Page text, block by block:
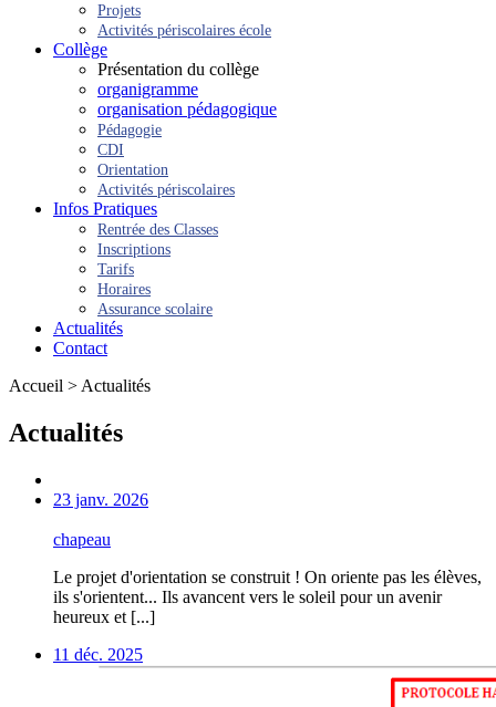
Projets
Activités périscolaires école
Collège
Présentation du collège
organigramme
organisation pédagogique
Pédagogie
CDI
Orientation
Activités périscolaires
Infos Pratiques
Rentrée des Classes
Inscriptions
Tarifs
Horaires
Assurance scolaire
Actualités
Contact
Accueil > Actualités
Actualités
23 janv. 2026
chapeau
Le projet d'orientation se construit ! On oriente pas les élèves,
ils s'orientent... Ils avancent vers le soleil pour un avenir
heureux et [...]
11 déc. 2025